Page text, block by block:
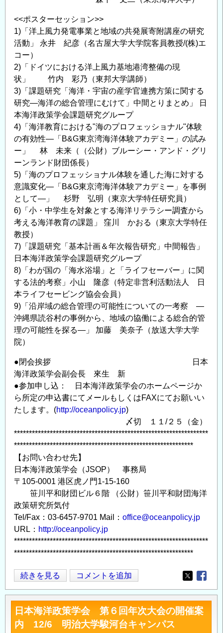
<<ポスターセッション>>
1)「洋上風力発電事業と地域の共発展寄附講座の研究
活動」 永井 紀彦（名古屋大学大学院客員教授/(株)エ
コー）
2)「ドイツにおける洋上風力基地港湾整備の現
状」 竹内 彩乃（東邦大学講師）
3)「課題研究「海洋・宇宙の産学官連携方策に関する
研究―海洋の総合管理にむけて」中間とりまとめ」 日
本海洋政策学会課題研究グループ
4)「海洋教育における"海のプロフェッショナル"体験
の有効性―「B&G東京湾海洋体験アカデミー」の試み
ー」 林 未来（（公財）ブルーシー・アンド・グリ
ーンランド財団係長）
5)「海のプロフェッショナル体験を通した海に対する
意識変化―「B&G東京湾海洋体験アカデミー」を事例
として―」 杉野 弘明（東京大学特任研究員）
6)「小・中学生を対象とする海洋リテラシー調査から
考える海洋教育の課題」 窪川 かおる（東京大学特任
教授）
7)「課題研究「基本計画＆年次報告研究」中間報告」
日本海洋政策学会課題研究グループ
8)「わが国の「海水浴場」と「ライフセーバー」に関
する法的考察」小山 隆彦（特定非営利活動法人 日
本ライフセービング協会会員）
9)「沿岸域の総合管理の可能性についての一考察 ―
沖縄県読谷村の事例から、地域の協働による総合的管
理の可能性を探る―」 加藤 美奈子（放送大学大学
院）
●閉会挨拶 日本
海洋政策学会副会長 來生 新
●参加申し込： 日本海洋政策学会のホームページか
ら所定の申込書にてメールもしくはFAXにてお願いい
たします。(http://oceanpolicy.jp)
〆切 １１/２５（金）
*****************************************************************
************************************************************
【お問い合わせ先】
日本海洋政策学会（JSOP） 事務局
〒105-0001 港区虎ノ門1-15-160
笹川平和財団ビル６階 （公財）笹川平和財団海洋
政策研究所気付
Tel/Fax：03-6457-9701 Mail： office@oceanpolicy.jp
URL： http://oceanpolicy.jp
*****************************************************************
************************************************************
１
２
月
３
日
続きを見る コメントを追加
Opens in
日本海洋政策学会 第６回年次大会の開催案
内 12/6 明治大学駿河台キャンパス